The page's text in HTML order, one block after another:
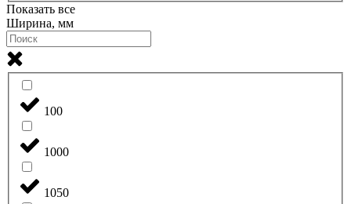
Показать все
Ширина, мм
100
1000
1050